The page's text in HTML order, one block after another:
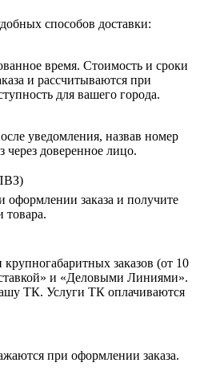
способов доставки:
время. Стоимость и сроки
и рассчитываются при
для вашего города.
уведомления, назвав номер
через доверенное лицо.
заказа и получите
товара.
заказов (от 10
и «Деловыми Линиями».
ТК. Услуги ТК оплачиваются
при оформлении заказа.